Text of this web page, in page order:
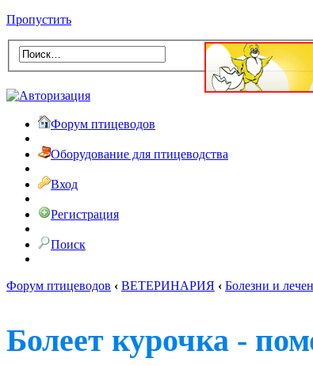
Пропустить
Форум птицеводов
Оборудование для птицеводства
Вход
Регистрация
Поиск
Форум птицеводов ‹ ВЕТЕРИНАРИЯ ‹ Болезни и
Болеет курочка -